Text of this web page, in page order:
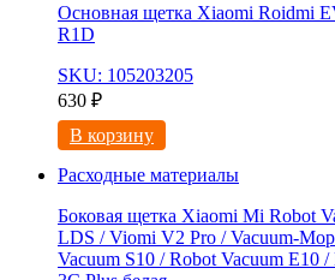
Основная щетка Xiaomi Roidmi
R1D
SKU: 105203205
630 ₽
В корзину
Расходные материалы
Боковая щетка Xiaomi Mi Robot
LDS / Viomi V2 Pro / Vacuum-
Vacuum S10 / Robot Vacuum E10